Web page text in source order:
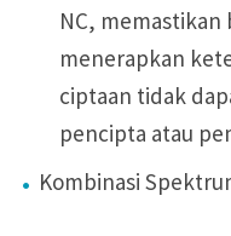
NC, memastikan
menerapkan
ciptaan tidak
pencipta atau
Kombinasi